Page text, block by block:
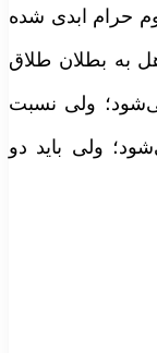
حرام ابدی شده
بطلان طلاق
ولی نسبت
ولی باید دو